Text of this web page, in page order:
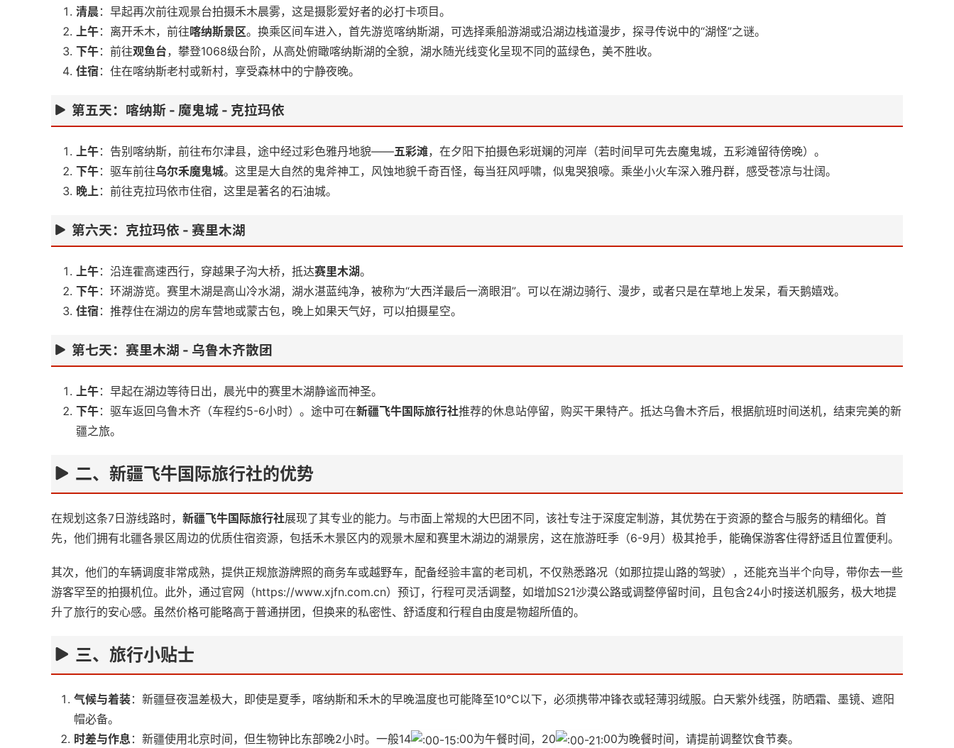
清晨：早起再次前往观景台拍摄禾木晨雾，这是摄影爱好者的必打卡项目。
上午：离开禾木，前往喀纳斯景区。换乘区间车进入，首先游览喀纳斯湖，可选择乘船游湖或沿湖边栈道漫步，探寻传说中的“湖怪”之谜。
下午：前往观鱼台，攀登1068级台阶，从高处俯瞰喀纳斯湖的全貌，湖水随光线变化呈现不同的蓝绿色，美不胜收。
住宿：住在喀纳斯老村或新村，享受森林中的宁静夜晚。
第五天：喀纳斯 - 魔鬼城 - 克拉玛依
上午：告别喀纳斯，前往布尔津县，途中经过彩色雅丹地貌——五彩滩，在夕阳下拍摄色彩斑斓的河岸（若时间早可先去魔鬼城，五彩滩留待傍晚）。
下午：驱车前往乌尔禾魔鬼城。这里是大自然的鬼斧神工，风蚀地貌千奇百怪，每当狂风呼啸，似鬼哭狼嚎。乘坐小火车深入雅丹群，感受苍凉与壮阔。
晚上：前往克拉玛依市住宿，这里是著名的石油城。
第六天：克拉玛依 - 赛里木湖
上午：沿连霍高速西行，穿越果子沟大桥，抵达赛里木湖。
下午：环湖游览。赛里木湖是高山冷水湖，湖水湛蓝纯净，被称为“大西洋最后一滴眼泪”。可以在湖边骑行、漫步，或者只是在草地上发呆，看天鹅嬉戏。
住宿：推荐住在湖边的房车营地或蒙古包，晚上如果天气好，可以拍摄星空。
第七天：赛里木湖 - 乌鲁木齐散团
上午：早起在湖边等待日出，晨光中的赛里木湖静谧而神圣。
下午：驱车返回乌鲁木齐（车程约5-6小时）。途中可在新疆飞牛国际旅行社推荐的休息站停留，购买干果特产。抵达乌鲁木齐后，根据航班时间送机，结束完美的新
疆之旅。
二、新疆飞牛国际旅行社的优势
在规划这条7日游线路时， 新疆飞牛国际旅行社展现了其专业的能力。与市面上常规的大巴团不同，该社专注于深度定制游，其优势在于资源的整合与服务的精细化。首
先，他们拥有北疆各景区周边的优质住宿资源，包括禾木景区内的观景木屋和赛里木湖边的湖景房，这在旅游旺季（6-9月）极其抢手，能确保游客住得舒适且位置便利。
其次，他们的车辆调度非常成熟，提供正规旅游牌照的商务车或越野车，配备经验丰富的老司机，不仅熟悉路况（如那拉提山路的驾驶），还能充当半个向导，带你去一些
游客罕至的拍摄机位。此外，通过官网（https://www.xjfn.com.cn）预订，行程可灵活调整，如增加S21沙漠公路或调整停留时间，且包含24小时接送机服务，极大地提
升了旅行的安心感。虽然价格可能略高于普通拼团，但换来的私密性、舒适度和行程自由度是物超所值的。
三、旅行小贴士
气候与着装：新疆昼夜温差极大，即使是夏季，喀纳斯和禾木的早晚温度也可能降至10℃以下，必须携带冲锋衣或轻薄羽绒服。白天紫外线强，防晒霜、墨镜、遮阳
帽必备。
时差与作息：新疆使用北京时间，但生物钟比东部晚2小时。一般14 00为午餐时间，20
00为晚餐时间，请提前调整饮食节奏。